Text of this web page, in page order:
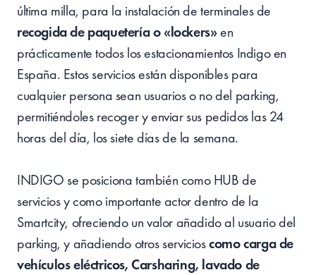
última milla, para la instalación de terminales de
recogida de paquetería o «lockers»en
prácticamente todos los estacionamientos Indigo en
España. Estos servicios están disponibles para
cualquier persona sean usuarios o no del parking,
permitiéndoles recoger y enviar sus pedidos las 24
horas del día, los siete días de la semana.
INDIGO se posiciona también como HUB de
servicios y como importante actor dentro de la
Smartcity, ofreciendo un valor añadido al usuario del
parking, y añadiendo otros servicioscomo carga de
vehículos eléctricos, Carsharing, lavado de